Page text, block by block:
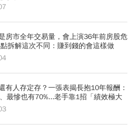
金」
房市全年交易量，會上演36年前房股危
拆解這次不同：賺到錢的會這樣做
有人存定存？一張表揭長抱10年報酬：
最慘也有70%...老手靠1招「績效極大